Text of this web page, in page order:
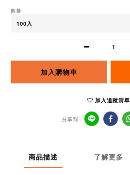
數量
加入購物車
加入追蹤清單
分享到
商品描述 了解更多